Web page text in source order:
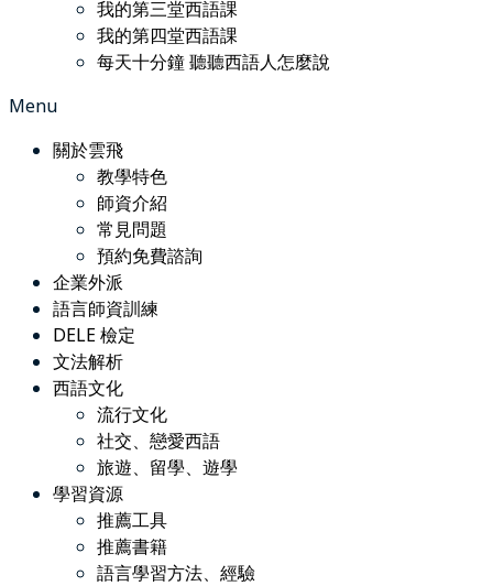
我的第三堂西語課
我的第四堂西語課
每天十分鐘 聽聽西語人怎麼說
Menu
關於雲飛
教學特色
師資介紹
常見問題
預約免費諮詢
企業外派
語言師資訓練
DELE 檢定
文法解析
西語文化
流行文化
社交、戀愛西語
旅遊、留學、遊學
學習資源
推薦工具
推薦書籍
語言學習方法、經驗